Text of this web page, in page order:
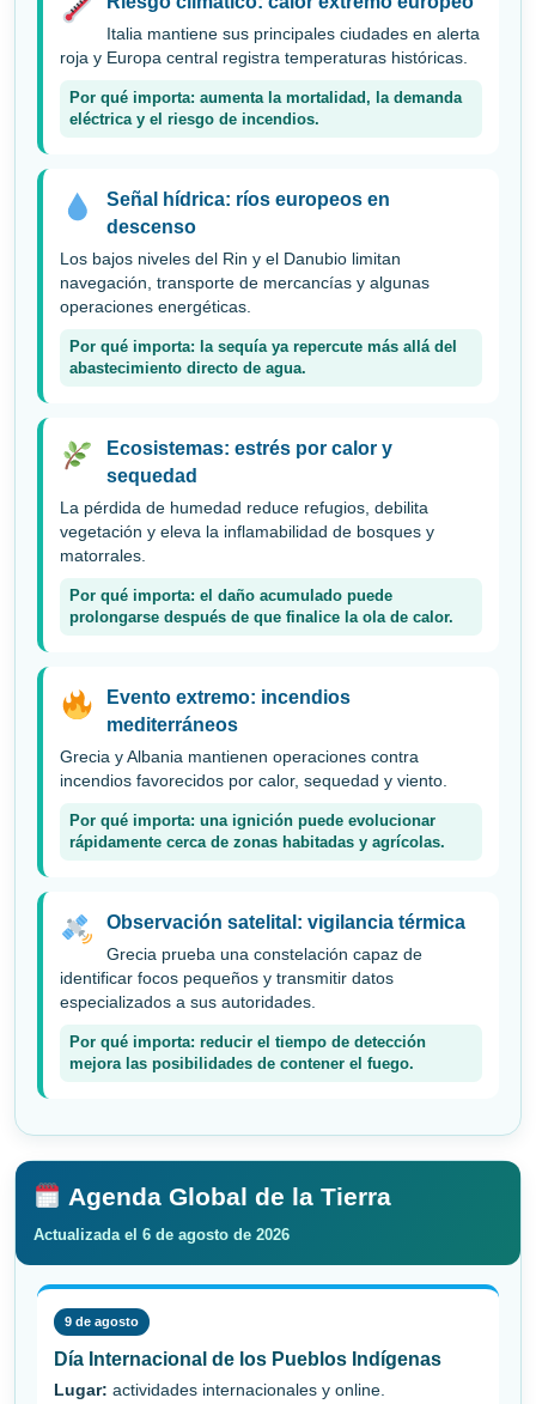
Italia mantiene sus principales ciudades en alerta
roja y Europa central registra temperaturas históricas.
Por qué importa: aumenta la mortalidad, la demanda
eléctrica y el riesgo de incendios.
Señal hídrica: ríos europeos en
descenso
Los bajos niveles del Rin y el Danubio limitan
navegación, transporte de mercancías y algunas
operaciones energéticas.
Por qué importa: la sequía ya repercute más allá del
abastecimiento directo de agua.
Ecosistemas: estrés por calor y
sequedad
La pérdida de humedad reduce refugios, debilita
vegetación y eleva la inflamabilidad de bosques y
matorrales.
Por qué importa: el daño acumulado puede
prolongarse después de que finalice la ola de calor.
Evento extremo: incendios
mediterráneos
Grecia y Albania mantienen operaciones contra
incendios favorecidos por calor, sequedad y viento.
Por qué importa: una ignición puede evolucionar
rápidamente cerca de zonas habitadas y agrícolas.
Observación satelital: vigilancia térmica
Grecia prueba una constelación capaz de
identificar focos pequeños y transmitir datos
especializados a sus autoridades.
Por qué importa: reducir el tiempo de detección
mejora las posibilidades de contener el fuego.
Agenda Global de la Tierra
Actualizada el 6 de agosto de 2026
9 de agosto
Día Internacional de los Pueblos Indígenas
Lugar: actividades internacionales y online.